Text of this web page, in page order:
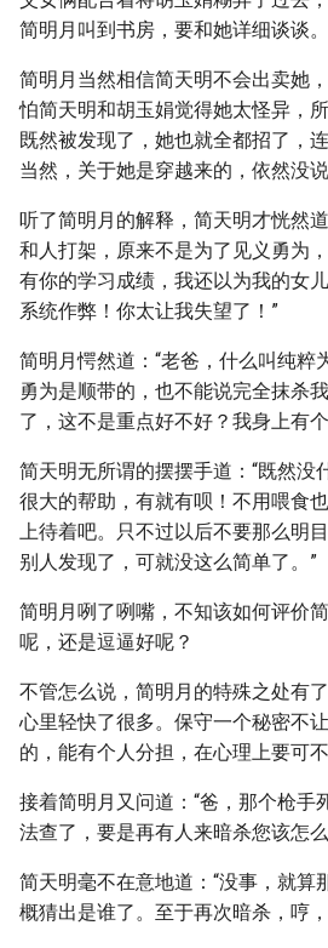
简明月叫到书房，要和她详细谈谈。
简明月当然相信简天明不会出卖她
怕简天明和胡玉娟觉得她太怪异，
既然被发现了，她也就全都招了，
当然，关于她是穿越来的，依然没说
听了简明月的解释，简天明才恍然
和人打架，原来不是为了见义勇为
有你的学习成绩，我还以为我的女
系统作弊！你太让我失望了！”
简明月愕然道：“老爸，什么叫纯粹
勇为是顺带的，也不能说完全抹杀
了，这不是重点好不好？我身上有
简天明无所谓的摆摆手道：“既然没
很大的帮助，有就有呗！不用喂食
上待着吧。只不过以后不要那么明
别人发现了，可就没这么简单了。”
简明月咧了咧嘴，不知该如何评价
呢，还是逗逼好呢？
不管怎么说，简明月的特殊之处有
心里轻快了很多。保守一个秘密不
的，能有个人分担，在心理上要可
接着简明月又问道：“爸，那个枪手
法查了，要是再有人来暗杀您该怎
简天明毫不在意地道：“没事，就算
概猜出是谁了。至于再次暗杀，哼